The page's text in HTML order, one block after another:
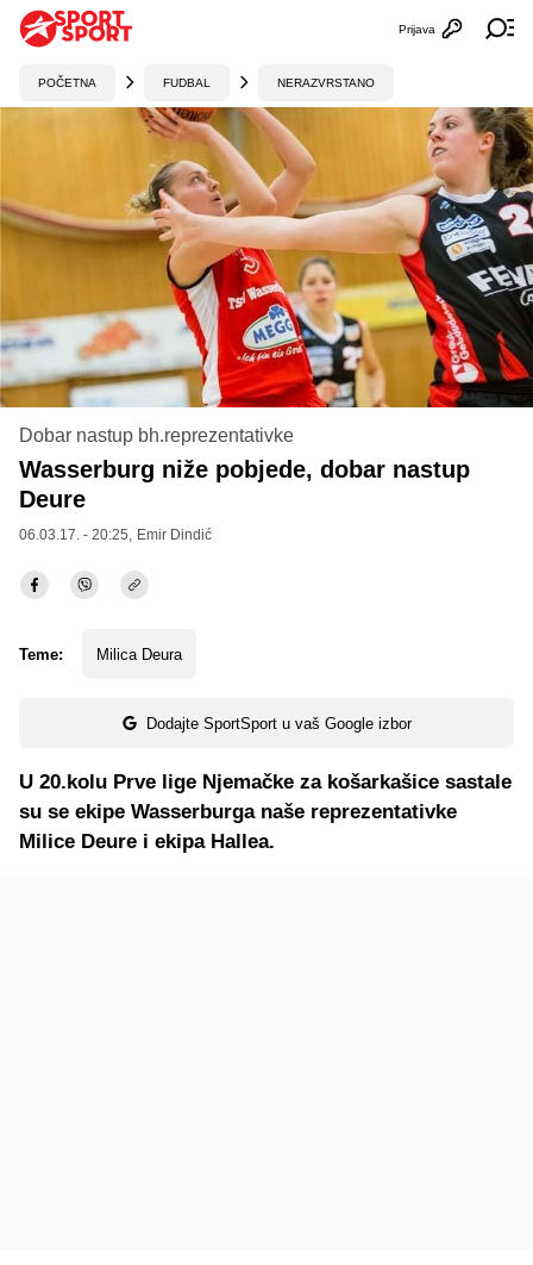
Otvori
Prijava
POČETNA FUDBAL NERAZVRSTANO
Dobar nastup bh.reprezentativke
Wasserburg niže pobjede, dobar nastup
Deure
06.03.17. - 20:25, Emir Dindić
Teme: Milica Deura
Dodajte SportSport u vaš Google izbor
U 20.kolu Prve lige Njemačke za košarkašice sastale
su se ekipe Wasserburga naše reprezentativke
Milice Deure i ekipa Hallea.